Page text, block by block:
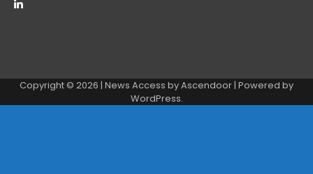
Copyright © 2026 | News Access byAscendoor| Powered by
WordPress.